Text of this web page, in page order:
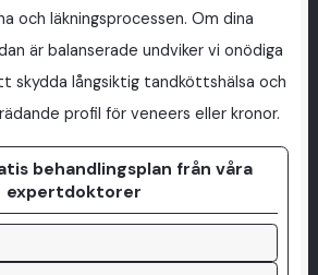
och läkningsprocessen. Om dina
är balanserade undviker vi onödiga
skydda långsiktig tandköttshälsa och
profil för veneers eller kronor.
behandlingsplan från våra
expertdoktorer